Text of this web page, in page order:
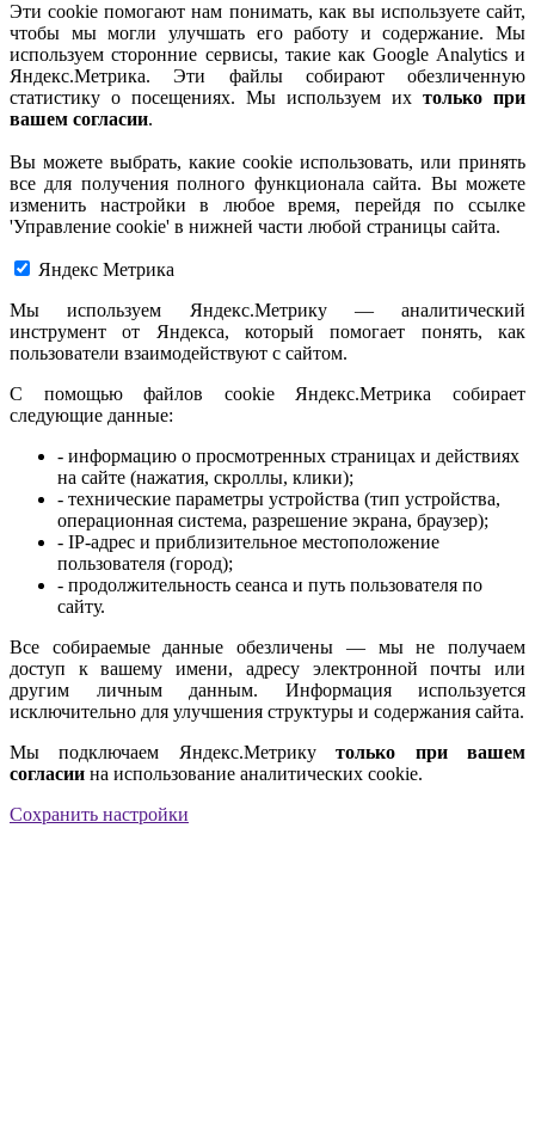
Эти cookie помогают нам понимать, как вы используете сайт,
чтобы мы могли улучшать его работу и содержание. Мы
используем сторонние сервисы, такие как Google Analytics и
Яндекс.Метрика. Эти файлы собирают обезличенную
статистику о посещениях. Мы используем их только при
вашем согласии.
Вы можете выбрать, какие cookie использовать, или принять
все для получения полного функционала сайта. Вы можете
изменить настройки в любое время, перейдя по ссылке
'Управление cookie' в нижней части любой страницы сайта.
Яндекс Метрика
Мы используем Яндекс.Метрику — аналитический
инструмент от Яндекса, который помогает понять, как
пользователи взаимодействуют с сайтом.
С помощью файлов cookie Яндекс.Метрика собирает
следующие данные:
- информацию о просмотренных страницах и действиях
на сайте (нажатия, скроллы, клики);
- технические параметры устройства (тип устройства,
операционная система, разрешение экрана, браузер);
- IP-адрес и приблизительное местоположение
пользователя (город);
- продолжительность сеанса и путь пользователя по
сайту.
Все собираемые данные обезличены — мы не получаем
доступ к вашему имени, адресу электронной почты или
другим личным данным. Информация используется
исключительно для улучшения структуры и содержания сайта.
Мы подключаем Яндекс.Метрикутолько при вашем
согласии на использование аналитических cookie.
Сохранить настройки